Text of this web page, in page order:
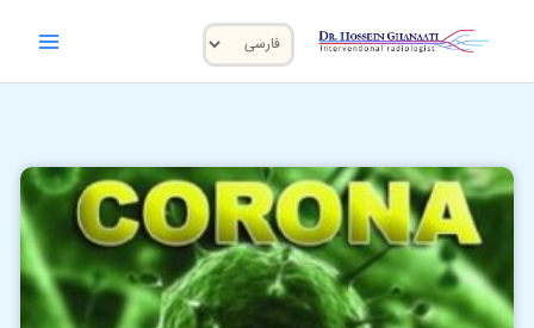
محتوا
یک
زبان
کنید
ویروس
كرونا